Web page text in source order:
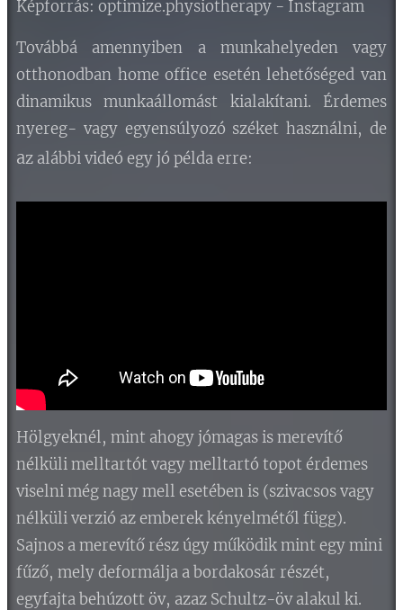
Képforrás: optimize.physiotherapy - Instagram
Továbbá amennyiben a munkahelyeden vagy
otthonodban home office esetén lehetőséged van
dinamikus munkaállomást kialakítani. Érdemes
nyereg- vagy egyensúlyozó széket használni, de
az alábbi videó egy jó példa erre:
Hölgyeknél, mint ahogy jómagas is merevítő
nélküli melltartót vagy melltartó topot érdemes
viselni még nagy mell esetében is (szivacsos vagy
nélküli verzió az emberek kényelmétől függ).
Sajnos a merevítő rész úgy működik mint egy mini
fűző, mely deformálja a bordakosár részét,
egyfajta behúzott öv, azaz Schultz-öv alakul ki.